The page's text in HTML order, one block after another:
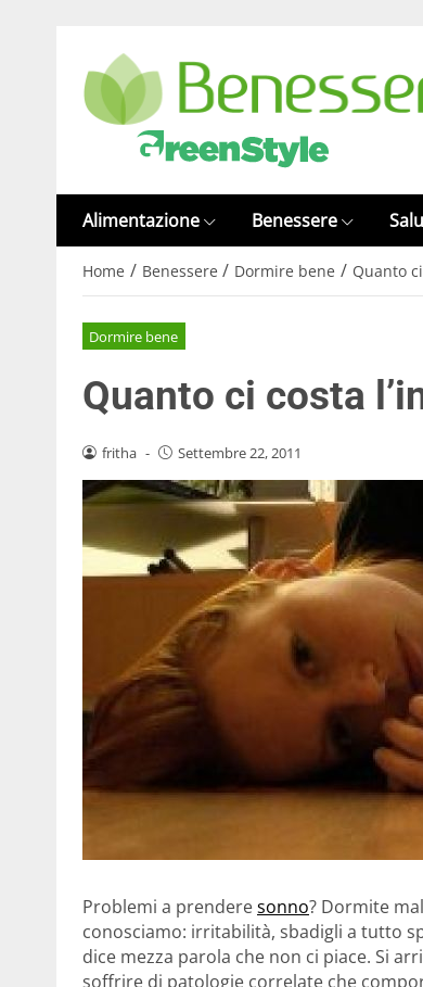
Alimentazione Benessere
Home / Benessere / Dormire bene / Quanto
Dormire bene
Quanto ci costa
fritha - Settembre 22, 2011
Problemi a prenderesonno? Dormite
conosciamo: irritabilità, sbadigli a tutto
dice mezza parola che non ci piace. Si
soffrire di patologie correlate che